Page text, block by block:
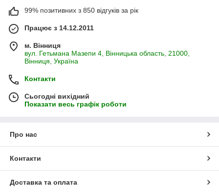
99% позитивних з 850 відгуків за рік
Працює з 14.12.2011
м. Вінниця
вул. Гетьмана Мазепи 4, Вінницька область, 21000,
Вінниця, Україна
Контакти
Сьогодні вихідний
Показати весь графік роботи
Про нас
Контакти
Доставка та оплата